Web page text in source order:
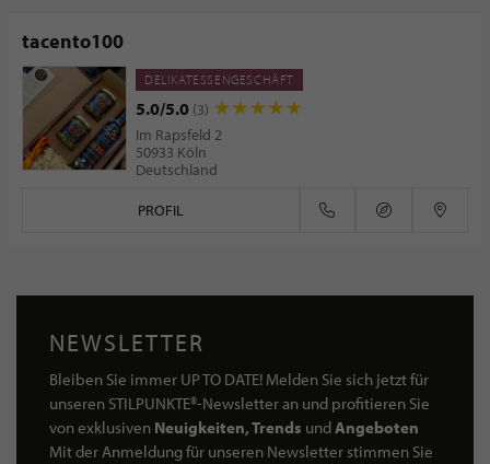
tacento100
DELIKATESSENGESCHÄFT
5.0/5.0 (3)
Im Rapsfeld 2
50933 Köln
Deutschland
PROFIL
NEWSLETTER
Bleiben Sie immer UP TO DATE! Melden Sie sich jetzt für
unseren STILPUNKTE®-Newsletter an und profitieren Sie
von exklusiven Neuigkeiten, Trends undAngeboten
Mit der Anmeldung für unseren Newsletter stimmen Sie